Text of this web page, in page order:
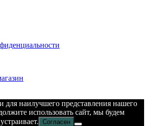
для наилучшего представления нашего
использовать сайт, мы будем
Согласен